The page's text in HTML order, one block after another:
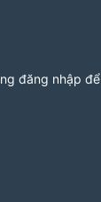
đăng nhập